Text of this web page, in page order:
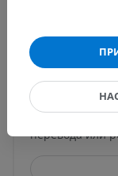
Заметили
Не
перевода или